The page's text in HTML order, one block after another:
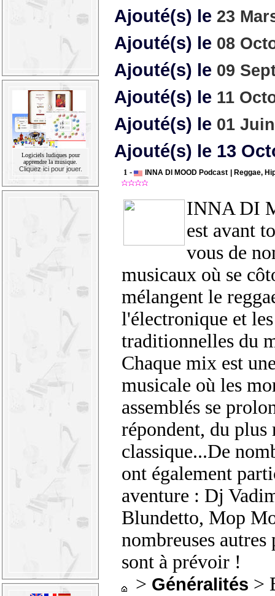
Logiciels ludiques pour
apprendre la musique.
Cliquez ici pour jouer.
Ajouté(s) le 23
Ajouté(s) le 08
Ajouté(s) le 09
Ajouté(s) le 11
Ajouté(s) le 01
Ajouté(s) le 13
1 - INNA DI MOOD Podcast | Reggae,
INNA DI
est avant
vous de
musicaux où se
mélangent le
l'électronique et
traditionnelles du
Chaque mix est
musicale où les
assemblés se
répondent, du plus
classique...De
ont également
aventure : Dj
Blundetto, Mop
nombreuses
sont à prévoir !
> Généralités >